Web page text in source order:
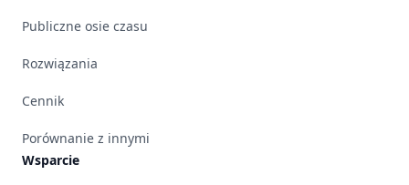
Publiczne osie czasu
Rozwiązania
Cennik
Porównanie z innymi
Wsparcie